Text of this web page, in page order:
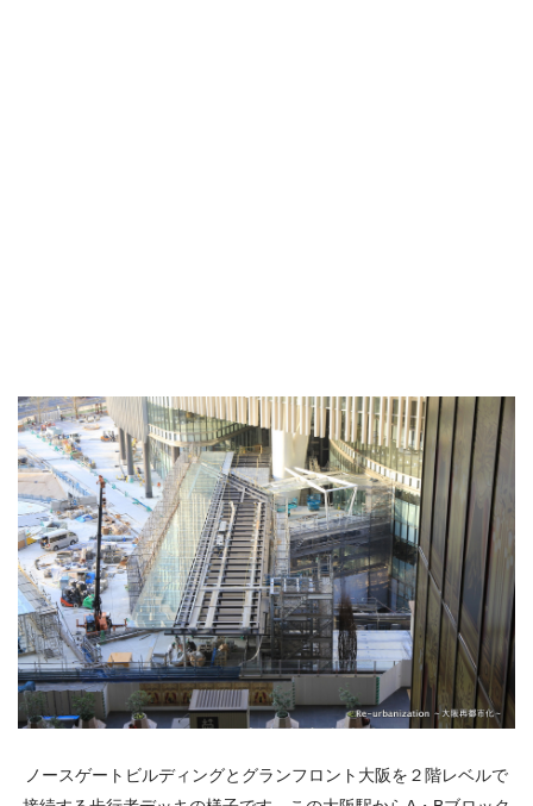
ノースゲートビルディングとグランフロント大阪を２階レベルで